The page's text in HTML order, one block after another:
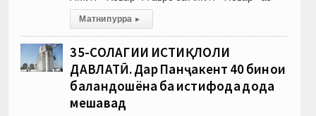
Матни пурра ▸
35-СОЛАГИИ ИСТИҚЛОЛИ
ДАВЛАТӢ. Дар Панҷакент 40 бинои
баландошёна ба истифода дода
мешавад